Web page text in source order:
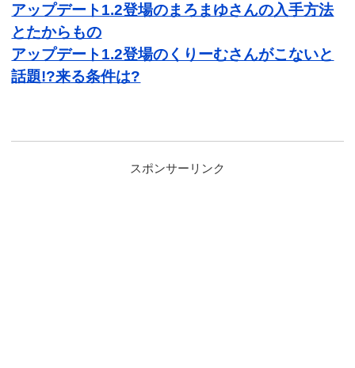
アップデート1.2登場のまろまゆさんの入手方法
とたからもの
アップデート1.2登場のくりーむさんがこないと
話題!?来る条件は?
スポンサーリンク